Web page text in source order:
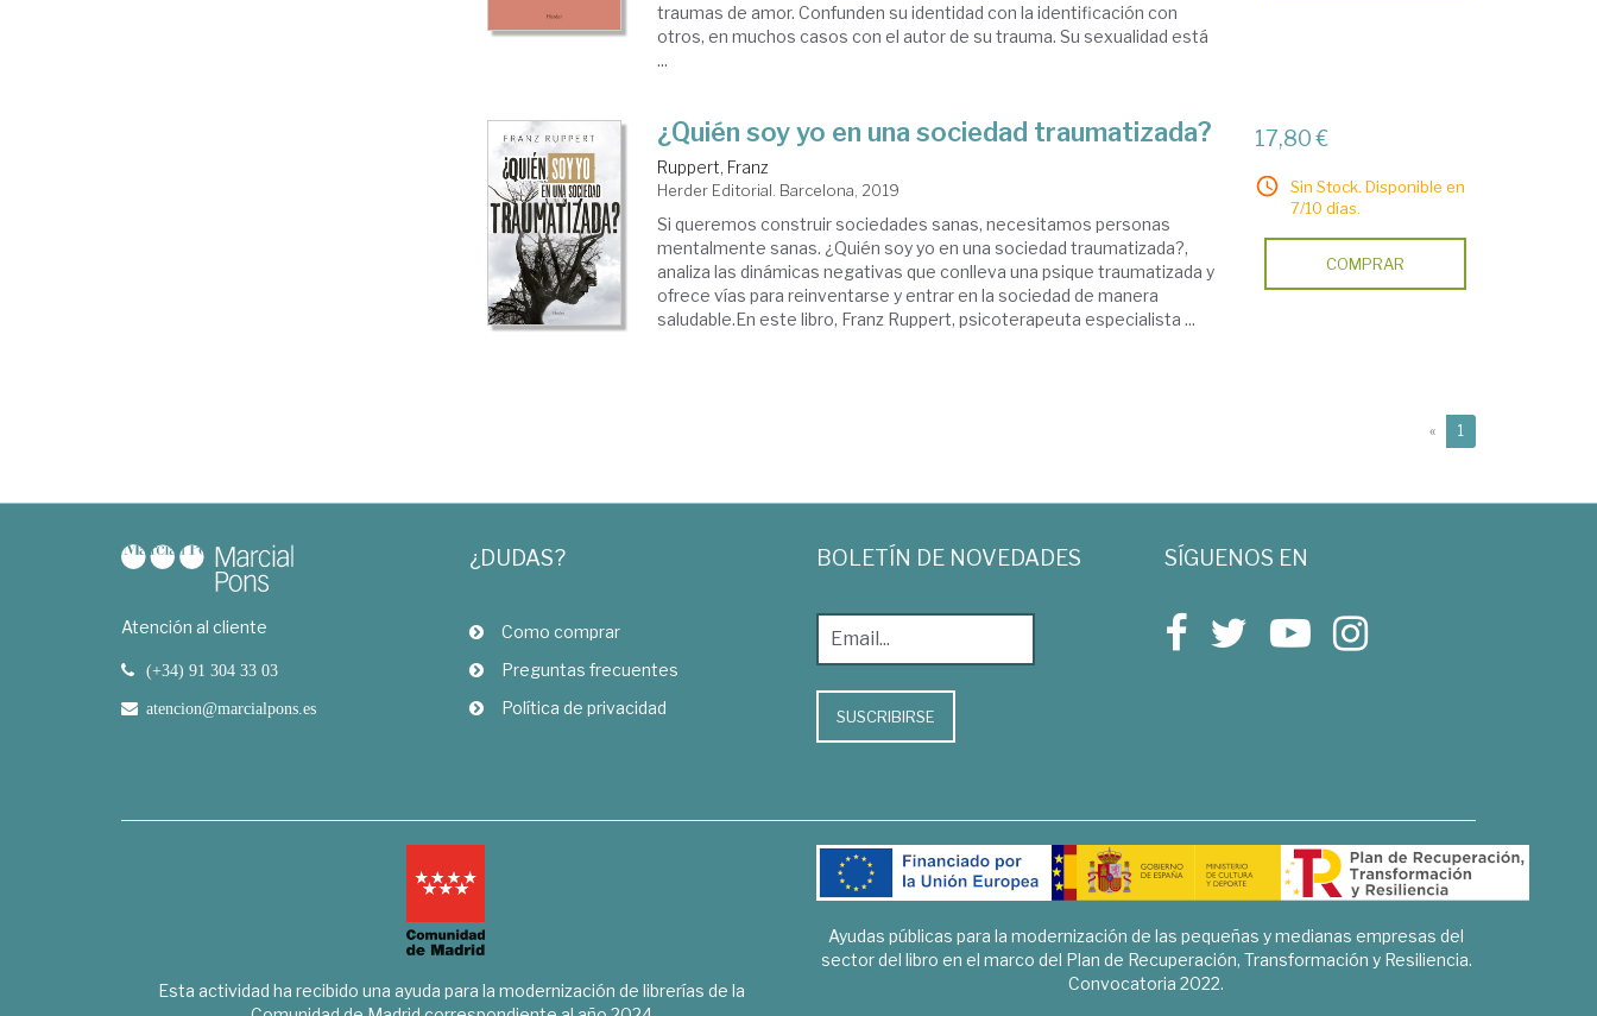
traumas de amor. Confunden su identidad con la identificación con
otros, en muchos casos con el autor de su trauma. Su sexualidad está
...
¿Quién soy yo en una sociedad traumatizada?
Ruppert, Franz
Herder Editorial. Barcelona, 2019
Si queremos construir sociedades sanas, necesitamos personas
mentalmente sanas. ¿Quién soy yo en una sociedad traumatizada?,
analiza las dinámicas negativas que conlleva una psique traumatizada y
ofrece vías para reinventarse y entrar en la sociedad de manera
saludable.En este libro, Franz Ruppert, psicoterapeuta especialista ...
17,80 €
Sin Stock. Disponible en
7/10 días.
COMPRAR
« 1
Atención al cliente
(+34) 91 304 33 03
atencion@marcialpons.es
¿DUDAS?
Como comprar
Preguntas frecuentes
Política de privacidad
BOLETÍN DE NOVEDADES
SUSCRIBIRSE
SÍGUENOS EN
Esta actividad ha recibido una ayuda para la modernización de librerías de la
Ayudas públicas para la modernización de las pequeñas y medianas empresas del
sector del libro en el marco del Plan de Recuperación, Transformación y Resiliencia.
Convocatoria 2022.